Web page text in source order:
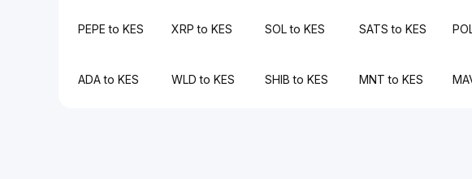
PEPE to KES XRP to KES SOL to KES SATS to KES
ADA to KES WLD to KES SHIB to KES MNT to KES